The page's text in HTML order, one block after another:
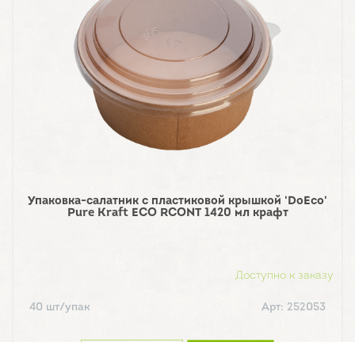
Упаковка-салатник с пластиковой крышкой 'DoEco'
Pure Kraft ECO RCONT 1420 мл крафт
Доступно к заказу
40 шт/упак Арт: 252053